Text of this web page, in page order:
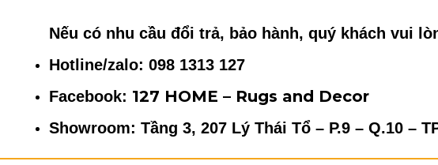
Nếu có nhu cầu đổi trả, bảo hành, quý khách vui
Hotline/zalo: 098 1313 127
Facebook: 127 HOME – Rugs and Decor
Showroom: Tầng 3, 207 Lý Thái Tổ – P.9 – Q.10 –